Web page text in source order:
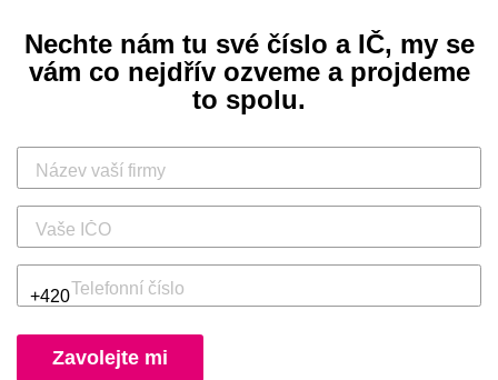
Nechte nám tu své číslo a IČ, my se
vám co nejdřív ozvemea projdeme
to spolu.
Název vaší firmy
Vaše IČO
Zadejte telefonní číslo ve formátu 123 456 789
+420
Zavolejte mi